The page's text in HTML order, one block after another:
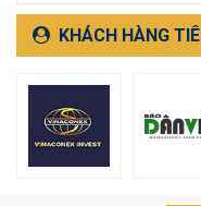
NÔNG, BÌNH THUẬN).
KHÁCH HÀNG